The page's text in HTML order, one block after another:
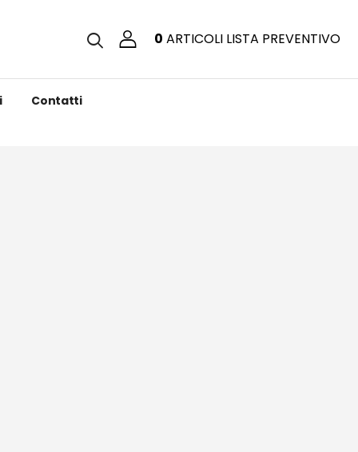
0 ARTICOLI LISTA PREVENTIVO
Contatti